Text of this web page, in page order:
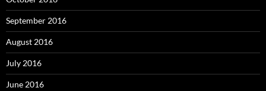
September 2016
August 2016
July 2016
June 2016